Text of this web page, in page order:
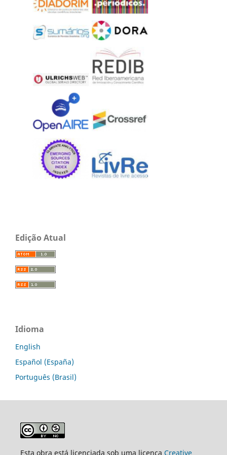
Edição Atual
Idioma
English
Español (España)
Português (Brasil)
Esta obra está licenciada sob uma licença Creative